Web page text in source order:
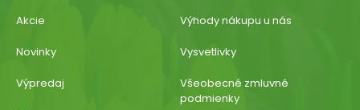
Akcie
Novinky
Výpredaj
Výhody nákupu u nás
Vysvetlivky
Všeobecné zmluvné
podmienky